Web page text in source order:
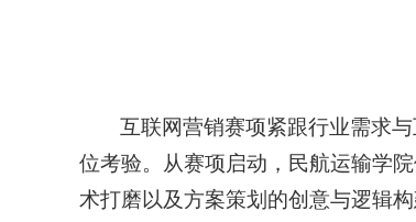
互联网营销赛项紧跟行业需求
位考验。从赛项启动，民航运输学
术打磨以及方案策划的创意与逻辑